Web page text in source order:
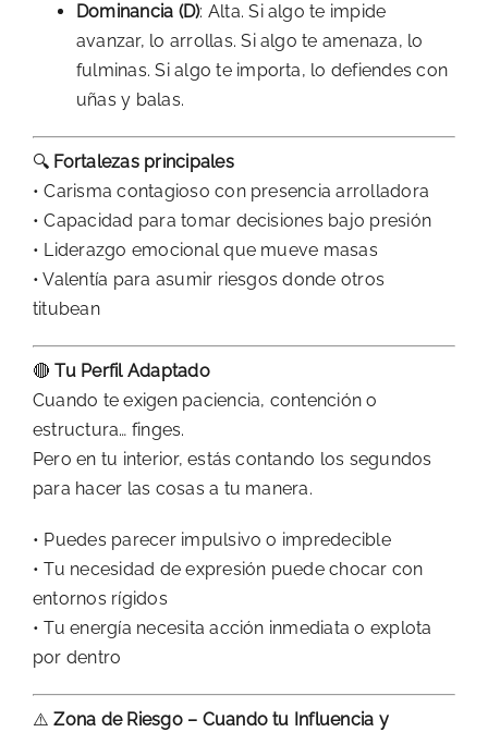
Dominancia (D): Alta. Si algo te impide
avanzar, lo arrollas. Si algo te amenaza, lo
fulminas. Si algo te importa, lo defiendes con
uñas y balas.
🔍 Fortalezas principales
• Carisma contagioso con presencia arrolladora
• Capacidad para tomar decisiones bajo presión
• Liderazgo emocional que mueve masas
• Valentía para asumir riesgos donde otros
titubean
🔴Tu Perfil Adaptado
Cuando te exigen paciencia, contención o
estructura… finges.
Pero en tu interior, estás contando los segundos
para hacer las cosas a tu manera.
• Puedes parecer impulsivo o impredecible
• Tu necesidad de expresión puede chocar con
entornos rígidos
• Tu energía necesita acción inmediata o explota
por dentro
⚠️Zona de Riesgo – Cuando tu Influencia y